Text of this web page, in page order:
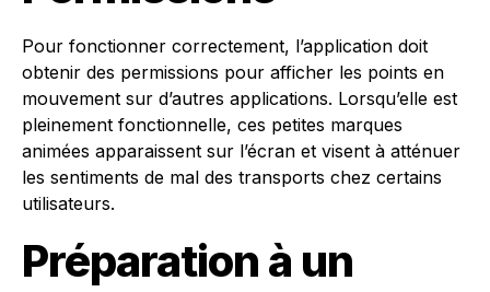
Pour fonctionner correctement, l’application doit
obtenir des permissions pour afficher les points en
mouvement sur d’autres applications. Lorsqu’elle est
pleinement fonctionnelle, ces petites marques
animées apparaissent sur l’écran et visent à atténuer
les sentiments de mal des transports chez certains
utilisateurs.
Préparation à un